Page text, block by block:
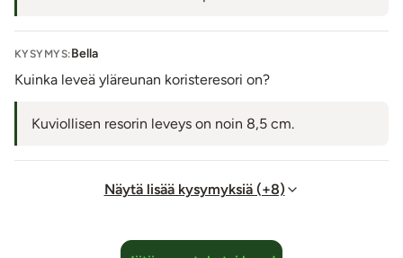
KYSYMYS:Bella
Kuinka leveä yläreunan koristeresori on?
Kuviollisen resorin leveys on noin 8,5 cm.
Näytä lisää kysymyksiä (+8)